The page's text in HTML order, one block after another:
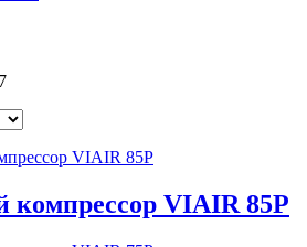
компрессор VIAIR 85P